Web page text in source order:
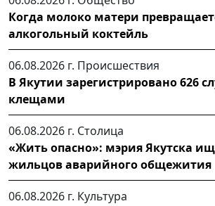
Когда молоко матери
алкогольный коктейль
06.08.2026 г. Происшествия
В Якутии зарегистрировано 626
клещами
06.08.2026 г. Столица
«Жить опасно»: мэрия Якутска
жильцов аварийного общежития
06.08.2026 г. Культура